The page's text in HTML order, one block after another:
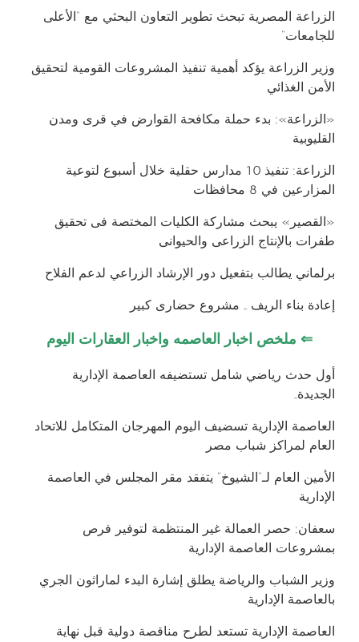
الزراعة المصرية تبحث تطوير التعاون البحثي مع “الأعلى
للجامعات”
وزير الزراعة يؤكد أهمية تنفيذ المشروعات القومية لتحقيق
الأمن الغذائي
«الزراعة»: بدء حملة مكافحة القوارض في قرى ومدن
القليوبية
الزراعة: تنفيذ 10 مدارس حقلية خلال أسبوع لتوعية
المزارعين في 8 محافظات
«القصير» يبحث مشاركة الكليات المختصة فى تحقيق
طفرات بالإنتاج الزراعى والحيوانى
برلماني يطالب بتفعيل دور الإرشاد الزراعي لدعم الفلاح
إعادة بناء الريف .. مشروع حضارى كبير
⇐ ملخص اخبار العاصمه واخبار العقارات اليوم
أول حدث رياضي شامل تستضيفه العاصمة الإدارية
الجديدة..
العاصمة الإدارية تسضيف اليوم المهرجان المتكامل للاتحاد
العام لمراكز شباب مصر
​الأمين العام لـ”الشيوخ” يتفقد مقر المجلس في العاصمة
اﻹدارية
سعفان: حصر العمالة غير المنتظمة لتوفير فرص
بمشروعات العاصمة الإدارية
وزير الشباب والرياضة يطلق إشارة البدء لماراثون الجري
بالعاصمة الإدارية
العاصمة الإدارية تستعد لطرح مناقصة دولية قبل نهاية